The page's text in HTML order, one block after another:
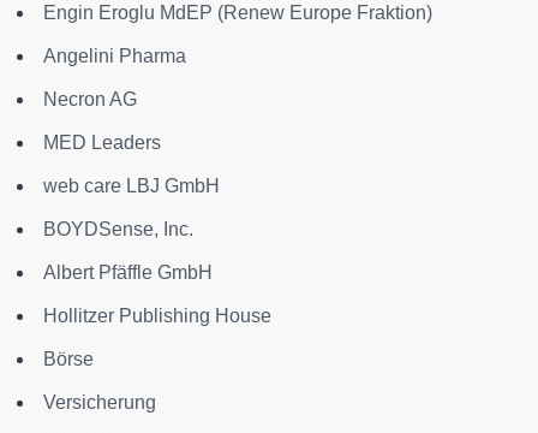
Engin Eroglu MdEP (Renew Europe Fraktion)
Angelini Pharma
Necron AG
MED Leaders
web care LBJ GmbH
BOYDSense, Inc.
Albert Pfäffle GmbH
Hollitzer Publishing House
Börse
Versicherung